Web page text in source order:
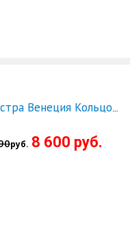
руб. 8 600 руб.